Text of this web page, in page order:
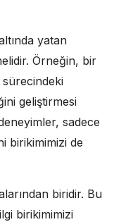
yatan
Örneğin, bir
sürecindeki
geliştirmesi
sadece
birikimimizi de
biridir. Bu
birikimimizi